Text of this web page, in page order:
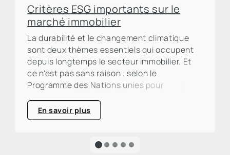
Critères ESG importants sur le
marché immobilier
La durabilité et le changement climatique
sont deux thèmes essentiels qui occupent
depuis longtemps le secteur immobilier. Et
ce n'est pas sans raison : selon le
Programme des Nations unies pour
construction et de l'immobilier est
responsable d'environ un tiers des émissions
appelle à l'action et souligne clairement
En savoir plus